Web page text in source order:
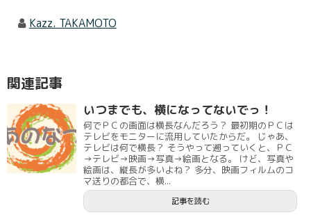
Kazz. TAKAMOTO
関連記事
いつまでも、横になってないでっ！
何でＰＣの画面は横長なんだろう？ 最初期のＰＣは
テレビをモニターに流用していたからだ。 じゃあ、
テレビは何で横長？ そうやって遡っていくと、ＰＣ
→テレビ→映画→写真→絵画となる。 けど、写真や
絵画は、縦長が多いよね？ 多分、映画フィルムのコ
マ送りの都合で、横...
記事を読む